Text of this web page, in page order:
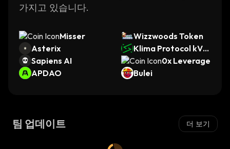
가지고 있습니다.
Misser
Wizzwoods Token
Asterix
Klima Protocol kVC
M
Sapiens AI
0x Leverage
APDAO
Bulei
팀 업데이트 더 보기